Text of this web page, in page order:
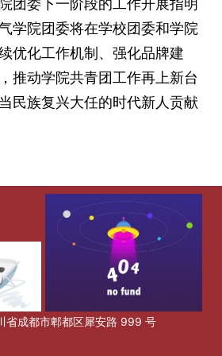
团委下一阶段的工作开展指明
学院团委将在学校团委和学院
优化工作机制、强化品牌建
推动学院共青团工作再上新台
民族复兴大任的时代新人贡献
省成都市郫都区犀安路 999 号